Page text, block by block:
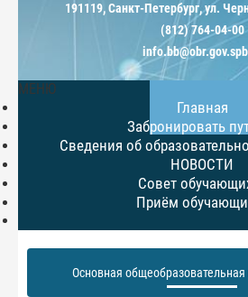
191119, Санкт-Петербург, ул.
(812) 764-04-00
МЕНЮ
Главная
Забронировать
Сведения об
НОВОСТИ
Совет
Приём
Основная